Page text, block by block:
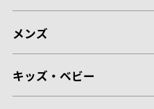
メンズ
キッズ・ベビー